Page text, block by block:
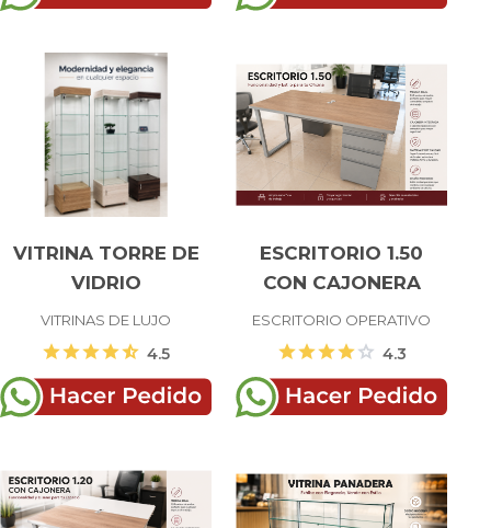
VITRINA TORRE DE
VIDRIO
VITRINAS DE LUJO
starstarstarstarstar_half 4.5
ESCRITORIO 1.50
CON CAJONERA
ESCRITORIO OPERATIVO
starstarstarstarstar 4.3